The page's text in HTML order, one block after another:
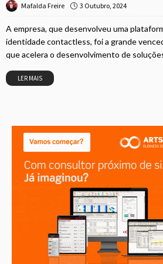
Mafalda Freire 3 Outubro, 2024
A empresa, que desenvolveu uma
identidade contactless, foi a grande
que acelera o desenvolvimento de
LER MAIS